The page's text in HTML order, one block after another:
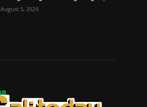
August 5, 2026